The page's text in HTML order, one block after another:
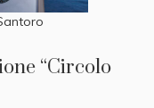
“Circolo